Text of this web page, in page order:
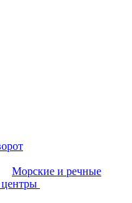
Морские и речные
центры